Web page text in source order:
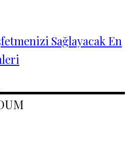
Sağlayacak En